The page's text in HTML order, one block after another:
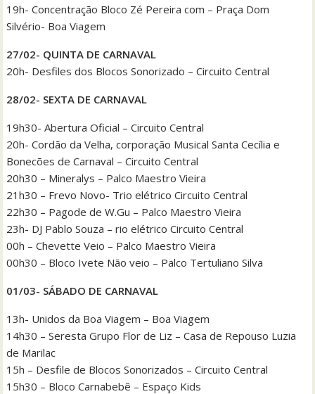
19h- Concentração Bloco Zé Pereira com – Praça Dom
Silvério- Boa Viagem
27/02- QUINTA DE CARNAVAL
20h- Desfiles dos Blocos Sonorizado – Circuito Central
28/02- SEXTA DE CARNAVAL
19h30- Abertura Oficial – Circuito Central
20h- Cordão da Velha, corporação Musical Santa Cecília e
Bonecões de Carnaval – Circuito Central
20h30 – Mineralys – Palco Maestro Vieira
21h30 – Frevo Novo- Trio elétrico Circuito Central
22h30 – Pagode de W.Gu – Palco Maestro Vieira
23h- DJ Pablo Souza – rio elétrico Circuito Central
00h – Chevette Veio – Palco Maestro Vieira
00h30 – Bloco Ivete Não veio – Palco Tertuliano Silva
01/03- SÁBADO DE CARNAVAL
13h- Unidos da Boa Viagem – Boa Viagem
14h30 – Seresta Grupo Flor de Liz – Casa de Repouso Luzia
de Marilac
15h – Desfile de Blocos Sonorizados – Circuito Central
15h30 – Bloco Carnabebê – Espaço Kids